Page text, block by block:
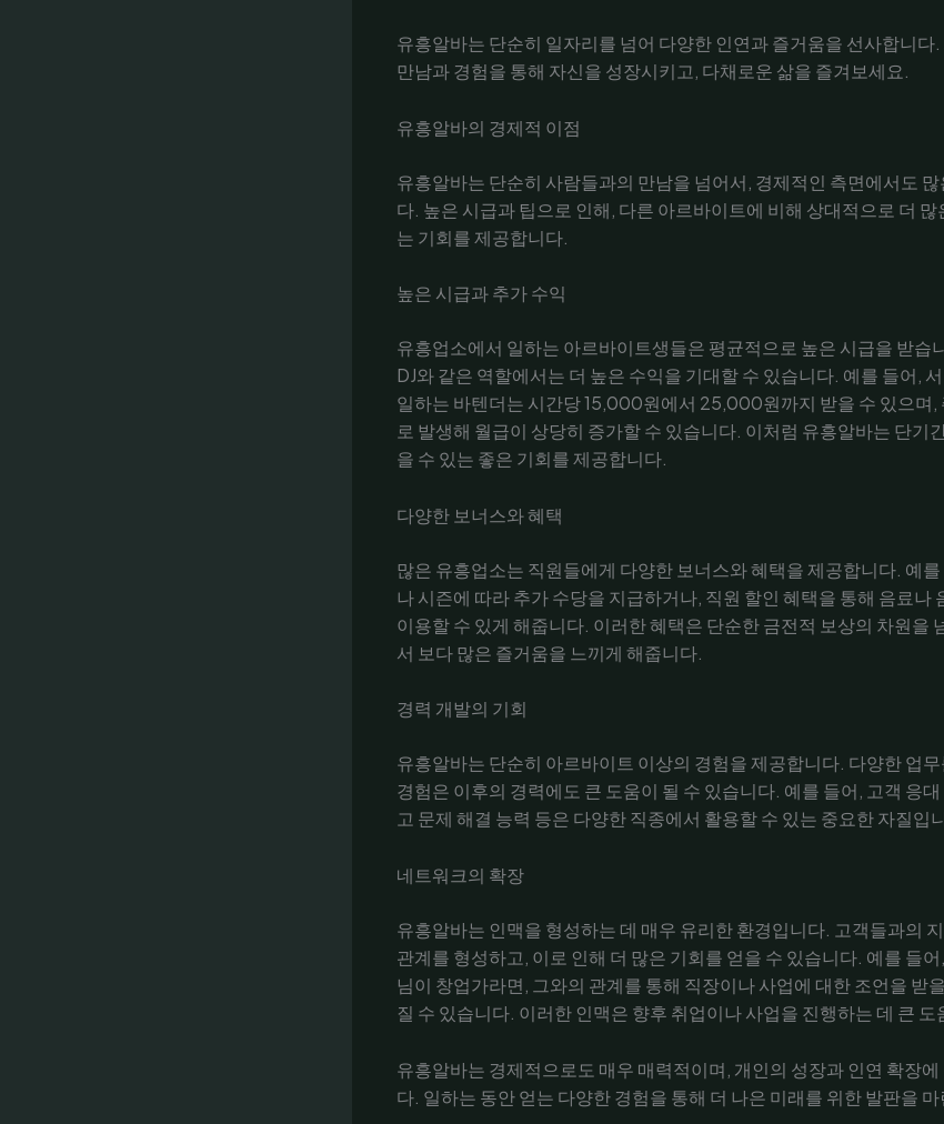
유흥알바는 단순히 일자리를 넘어 다양한 인연과 즐거움을 선사합니다
만남과 경험을 통해 자신을 성장시키고, 다채로운 삶을 즐겨보세요.
유흥알바의 경제적 이점
유흥알바는 단순히 사람들과의 만남을 넘어서, 경제적인 측면에서도
다. 높은 시급과 팁으로 인해, 다른 아르바이트에 비해 상대적으로 더 많
는 기회를 제공합니다.
높은 시급과 추가 수익
유흥업소에서 일하는 아르바이트생들은 평균적으로 높은 시급을 받습
DJ와 같은 역할에서는 더 높은 수익을 기대할 수 있습니다. 예를 들어,
일하는 바텐더는 시간당 15,000원에서 25,000원까지 받을 수 있으며,
로 발생해 월급이 상당히 증가할 수 있습니다. 이처럼 유흥알바는 단기
을 수 있는 좋은 기회를 제공합니다.
다양한 보너스와 혜택
많은 유흥업소는 직원들에게 다양한 보너스와 혜택을 제공합니다. 예
나 시즌에 따라 추가 수당을 지급하거나, 직원 할인 혜택을 통해 음료나
이용할 수 있게 해줍니다. 이러한 혜택은 단순한 금전적 보상의 차원을
서 보다 많은 즐거움을 느끼게 해줍니다.
경력 개발의 기회
유흥알바는 단순히 아르바이트 이상의 경험을 제공합니다. 다양한 업
경험은 이후의 경력에도 큰 도움이 될 수 있습니다. 예를 들어, 고객 응
고 문제 해결 능력 등은 다양한 직종에서 활용할 수 있는 중요한 자질입
네트워크의 확장
유흥알바는 인맥을 형성하는 데 매우 유리한 환경입니다. 고객들과의
관계를 형성하고, 이로 인해 더 많은 기회를 얻을 수 있습니다. 예를 들
님이 창업가라면, 그와의 관계를 통해 직장이나 사업에 대한 조언을 받
질 수 있습니다. 이러한 인맥은 향후 취업이나 사업을 진행하는 데 큰 도
유흥알바는 경제적으로도 매우 매력적이며, 개인의 성장과 인연 확장
다. 일하는 동안 얻는 다양한 경험을 통해 더 나은 미래를 위한 발판을